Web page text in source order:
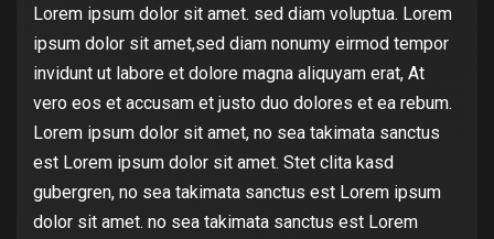
Lorem ipsum dolor sit amet. sed diam voluptua. Lorem
ipsum dolor sit amet,sed diam nonumy eirmod tempor
invidunt ut labore et dolore magna aliquyam erat, At
vero eos et accusam et justo duo dolores et ea rebum.
Lorem ipsum dolor sit amet, no sea takimata sanctus
est Lorem ipsum dolor sit amet. Stet clita kasd
gubergren, no sea takimata sanctus est Lorem ipsum
dolor sit amet. no sea takimata sanctus est Lorem